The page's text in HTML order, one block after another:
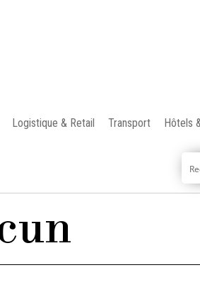
Logistique & Retail Transport Hôtels